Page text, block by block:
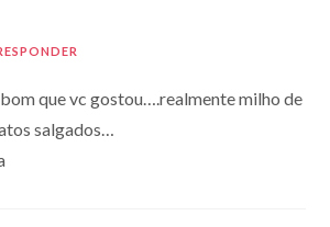
que vc gostou….realmente milho de
salgados…